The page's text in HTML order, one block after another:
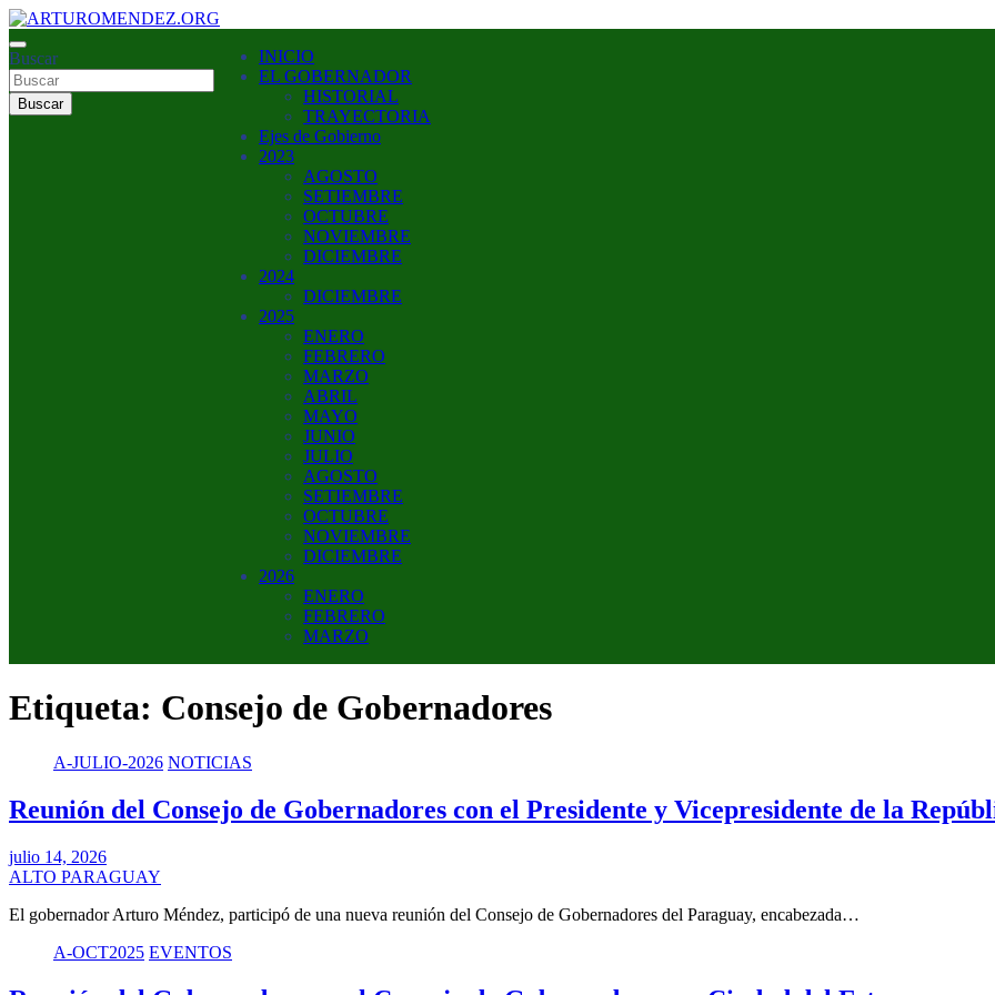
Saltar
al
contenido
ARTUROMENDEZ.ORG
ARTURO MENDEZ GOBERNADOR 2023
Buscar
Buscar
INICIO
EL GOBERNADOR
HISTORIAL
TRAYECTORIA
Ejes de Gobierno
2023
AGOSTO
SETIEMBRE
OCTUBRE
NOVIEMBRE
DICIEMBRE
2024
DICIEMBRE
2025
ENERO
FEBRERO
MARZO
ABRIL
MAYO
JUNIO
JULIO
AGOSTO
SETIEMBRE
OCTUBRE
NOVIEMBRE
DICIEMBRE
2026
ENERO
FEBRERO
MARZO
Etiqueta: Consejo de Gobernadores
A-JULIO-2026 NOTICIAS
Reunión del Consejo de Gobernadores con el Presidente y Vicepresidente de la
julio 14, 2026
ALTO PARAGUAY
El gobernador Arturo Méndez, participó de una nueva reunión del Consejo de Gobernadores del Paraguay, encabezada…
A-OCT2025 EVENTOS